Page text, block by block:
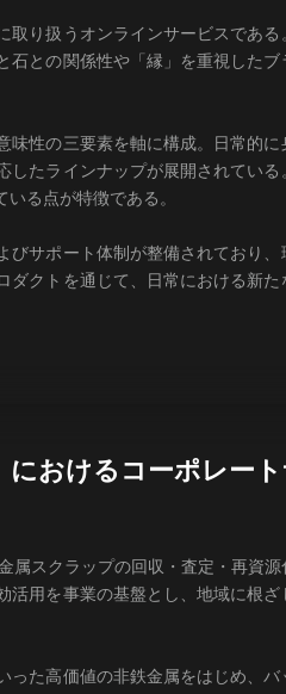
り扱うオンラインサービスであ
との関係性や「縁」を重視した
性の三要素を軸に構成。日常的に
たラインナップが展開されてい
る点が特徴である。
サポート体制が整備されており
クトを通じて、日常における新
におけるコーポレー
属スクラップの回収・査定・再資源
活用を事業の基盤とし、地域に根
た高価値の非鉄金属をはじめ、